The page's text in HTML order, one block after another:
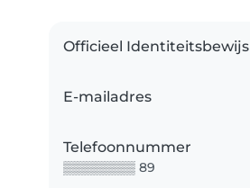
Officieel Identiteitsbewijs
E-mailadres
Telefoonnummer
▒▒▒▒▒▒▒▒ 89